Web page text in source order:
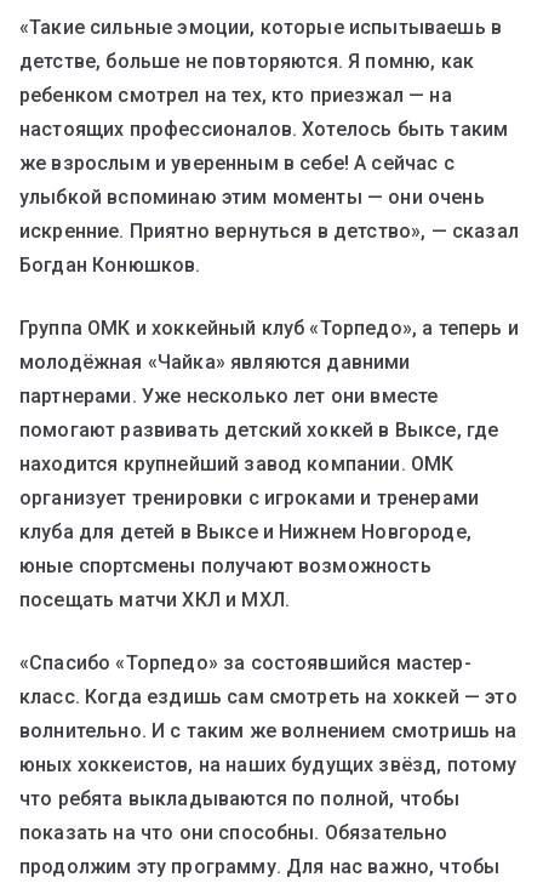
«Такие сильные эмоции, которые испытываешь в
детстве, больше не повторяются. Я помню, как
ребенком смотрел на тех, кто приезжал — на
настоящих профессионалов. Хотелось быть таким
же взрослым и уверенным в себе! А сейчас с
улыбкой вспоминаю этим моменты — они очень
искренние. Приятно вернуться в детство», — сказал
Богдан Конюшков.
Группа ОМК и хоккейный клуб «Торпедо», а теперь и
молодёжная «Чайка» являются давними
партнерами. Уже несколько лет они вместе
помогают развивать детский хоккей в Выксе, где
находится крупнейший завод компании. ОМК
организует тренировки с игроками и тренерами
клуба для детей в Выксе и Нижнем Новгороде,
юные спортсмены получают возможность
посещать матчи ХКЛ и МХЛ.
«Спасибо «Торпедо» за состоявшийся мастер-
класс. Когда ездишь сам смотреть на хоккей — это
волнительно. И с таким же волнением смотришь на
юных хоккеистов, на наших будущих звёзд, потому
что ребята выкладываются по полной, чтобы
показать на что они способны. Обязательно
продолжим эту программу. Для нас важно, чтобы